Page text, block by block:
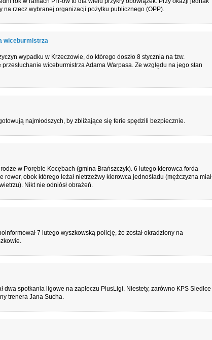
na rzecz wybranej organizacji pożytku publicznego (OPP).
wiceburmistrza
wypadku w Krzeczowie, do którego doszło 8 stycznia na tzw.
wiceburmistrza Adama Warpasa. Ze względu na jego stan
najmłodszych, by zbliżające się ferie spędzili bezpiecznie.
w Porębie Kocębach (gmina Brańszczyk). 6 lutego kierowca forda
rower, obok którego leżał nietrzeźwy kierowca jednośladu (mężczyzna miał
Nikt nie odniósł obrażeń.
7 lutego wyszkowską policję, że został okradziony na
dwa spotkania ligowe na zapleczu PlusLigi. Niestety, zarówno KPS Siedlce
trenera Jana Sucha.